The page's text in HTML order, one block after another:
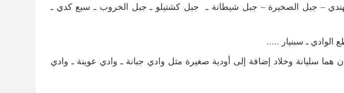
– جبل الصخيرة – جبل شيطانة ـ جبل كشتيلو ـ جبل الخروب ـ سبع كدي ـ
الوادي ـ سبنيار .....
سليانة وخلاد إضافة إلى أودية صغيرة مثل وادي جبانة ـ وادي عوينة ـ وادي